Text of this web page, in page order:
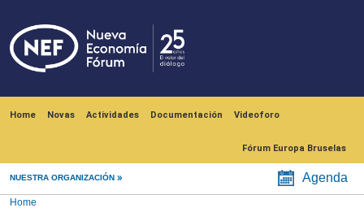
Home Novas Actividades Documentación Videoforo
Fórum Europa Bruselas
NUESTRA ORGANIZACIÓN Agenda
Home